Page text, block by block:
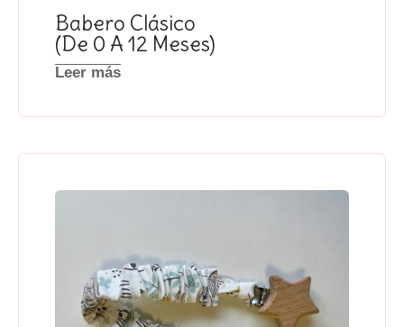
Babero Clásico
(de 0 A 12 Meses)
Leer más